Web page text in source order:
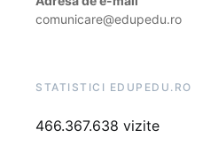
comunicare@edupedu.ro
STATISTICI EDUPEDU.RO
466.367.638 vizite